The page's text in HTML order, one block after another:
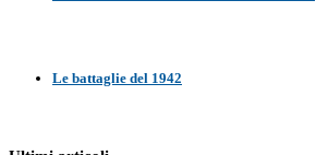
Le battaglie del 1942